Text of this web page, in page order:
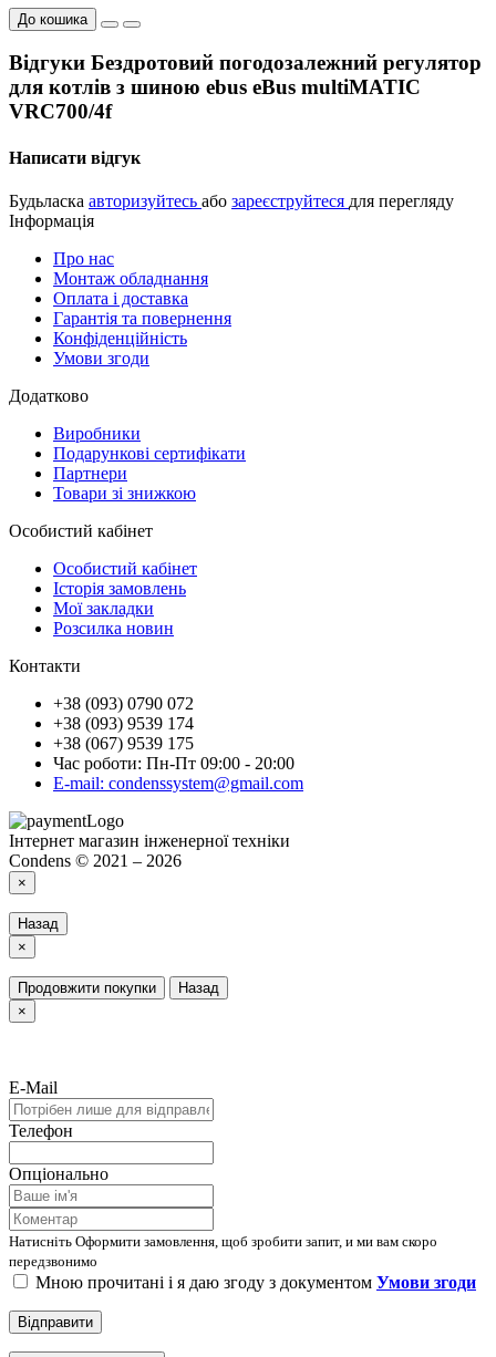
До кошика
Відгуки Бездротовий погодозалежний регулятор
для котлів з шиною ebus eBus multiMATIC
VRC700/4f
Написати відгук
Будьласка авторизуйтесь або зареєструйтеся для перегляду
Інформація
Про нас
Монтаж обладнання
Оплата і доставка
Гарантія та повернення
Конфіденційність
Умови згоди
Додатково
Виробники
Подарункові сертифікати
Партнери
Товари зі знижкою
Особистий кабінет
Особистий кабінет
Історія замовлень
Мої закладки
Розсилка новин
Контакти
+38 (093) 0790 072
+38 (093) 9539 174
+38 (067) 9539 175
Час роботи: Пн-Пт 09:00 - 20:00
E-mail: condenssystem@gmail.com
Інтернет магазин інженерної техніки
Condens © 2021 – 2026
×
Назад
×
Продовжити покупки
Назад
×
E-Mail
Телефон
Опціонально
Натисніть Оформити замовлення, щоб зробити запит, и ми вам скоро
передзвонимо
Мною прочитані і я даю згоду з документом Умови згоди
Відправити